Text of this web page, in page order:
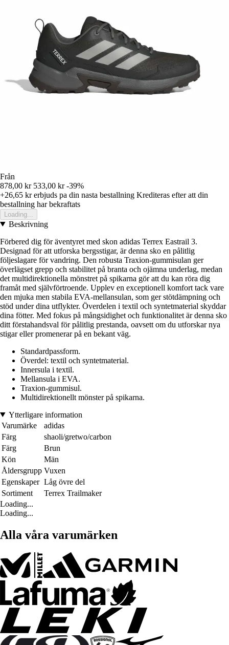
Från
878,00 kr 533,00 kr -39%
+26,65 krerbjuds pa din nasta bestallning Krediteras efter att din
bestallning har bekraftats
Loading...
Beskrivning
Förbered dig för äventyret med skon adidas Terrex Eastrail 3.
Designad för att utforska bergsstigar, är denna sko en pålitlig
följeslagare för vandring. Den robusta Traxion-gummisulan ger
överlägset grepp och stabilitet på branta och ojämna underlag, medan
det multidirektionella mönstret på spikarna gör att du kan röra dig
framåt med självförtroende. Upplev en exceptionell komfort tack vare
den mjuka men stabila EVA-mellansulan, som ger stötdämpning och
stöd under dina utflykter. Överdelen i textil och syntetmaterial skyddar
dina fötter. Med fokus på mångsidighet och funktionalitet är denna sko
ditt förstahandsval för pålitlig prestanda, oavsett om du utforskar nya
stigar eller promenerar på en bekant väg.
Standardpassform.
Överdel: textil och syntetmaterial.
Innersula i textil.
Mellansula i EVA.
Traxion-gummisul.
Multidirektionellt mönster på spikarna.
Ytterligare information
Varumärke
adidas
Färg
shaoli/gretwo/carbon
Färg
Brun
Kön
Män
Åldersgrupp Vuxen
Egenskaper Låg övre del
Sortiment
Terrex Trailmaker
Loading...
Loading...
Alla våra varumärken